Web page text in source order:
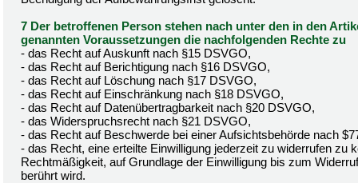
7 Der betroffenen Person stehen nach unter den in den
genannten Voraussetzungen die nachfolgenden Rechte zu
- das Recht auf Auskunft nach §15 DSVGO,
- das Recht auf Berichtigung nach §16 DSVGO,
- das Recht auf Löschung nach §17 DSVGO,
- das Recht auf Einschränkung nach §18 DSVGO,
- das Recht auf Datenübertragbarkeit nach §20 DSVGO,
- das Widerspruchsrecht nach §21 DSVGO,
- das Recht auf Beschwerde bei einer Aufsichtsbehörde nach
- das Recht, eine erteilte Einwilligung jederzeit zu widerrufen zu
Rechtmäßigkeit, auf Grundlage der Einwilligung bis zum
berührt wird.